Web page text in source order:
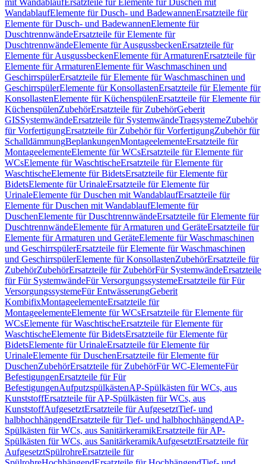
mit WandablaufErsatzteile für Elemente für Duschen mit
WandablaufElemente für Dusch- und BadewannenErsatzteile für
Elemente für Dusch- und BadewannenElemente für
DuschtrennwändeErsatzteile für Elemente für
DuschtrennwändeElemente für AusgussbeckenErsatzteile für
Elemente für AusgussbeckenElemente für ArmaturenErsatzteile für
Elemente für ArmaturenElemente für Waschmaschinen und
GeschirrspülerErsatzteile für Elemente für Waschmaschinen und
GeschirrspülerElemente für KonsollastenErsatzteile für Elemente für
KonsollastenElemente für KüchenspülenErsatzteile für Elemente für
KüchenspülenZubehörErsatzteile für ZubehörGeberit
GISSystemwändeErsatzteile für SystemwändeTragsystemeZubehör
für VorfertigungErsatzteile für Zubehör für VorfertigungZubehör für
SchalldämmungBeplankungenMontageelementeErsatzteile für
MontageelementeElemente für WCsErsatzteile für Elemente für
WCsElemente für WaschtischeErsatzteile für Elemente für
WaschtischeElemente für BidetsErsatzteile für Elemente für
BidetsElemente für UrinaleErsatzteile für Elemente für
UrinaleElemente für Duschen mit WandablaufErsatzteile für
Elemente für Duschen mit WandablaufElemente für
DuschenElemente für DuschtrennwändeErsatzteile für Elemente für
DuschtrennwändeElemente für Armaturen und GeräteErsatzteile für
Elemente für Armaturen und GeräteElemente für Waschmaschinen
und GeschirrspülerErsatzteile für Elemente für Waschmaschinen
und GeschirrspülerElemente für KonsollastenZubehörErsatzteile für
ZubehörZubehörErsatzteile für ZubehörFür SystemwändeErsatzteile
für Für SystemwändeFür VersorgungssystemeErsatzteile für Für
VersorgungssystemeFür EntwässerungGeberit
KombifixMontageelementeErsatzteile für
MontageelementeElemente für WCsErsatzteile für Elemente für
WCsElemente für WaschtischeErsatzteile für Elemente für
WaschtischeElemente für BidetsErsatzteile für Elemente für
BidetsElemente für UrinaleErsatzteile für Elemente für
UrinaleElemente für DuschenErsatzteile für Elemente für
DuschenZubehörErsatzteile für ZubehörFür WC-ElementeFür
BefestigungenErsatzteile für Für
BefestigungenAufputzspülkästenAP-Spülkästen für WCs, aus
KunststoffErsatzteile für AP-Spülkästen für WCs, aus
KunststoffAufgesetztErsatzteile für AufgesetztTief- und
halbhochhängendErsatzteile für Tief- und halbhochhängendAP-
Spülkästen für WCs, aus SanitärkeramikErsatzteile für AP-
Spülkästen für WCs, aus SanitärkeramikAufgesetztErsatzteile für
AufgesetztSpülrohreErsatzteile für